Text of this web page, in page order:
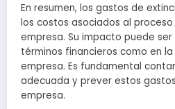
En resumen, los gastos de
los costos asociados al
empresa. Su impacto puede
términos financieros como en
empresa. Es fundamental
adecuada y prever estos
empresa.